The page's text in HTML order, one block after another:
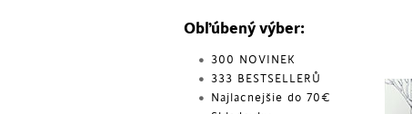
Obľúbený výber:
300 NOVINEK
333 BESTSELLERŮ
Najlacnejšie do 70€